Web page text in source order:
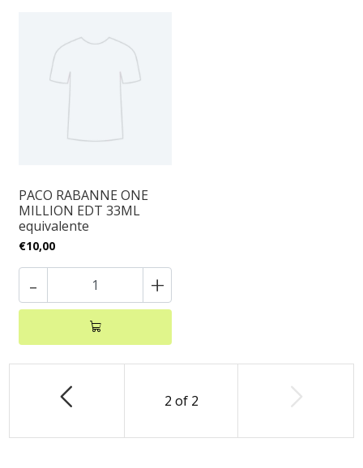
PACO RABANNE ONE
MILLION EDT 33ML
equivalente
€10,00
- +
2 of 2